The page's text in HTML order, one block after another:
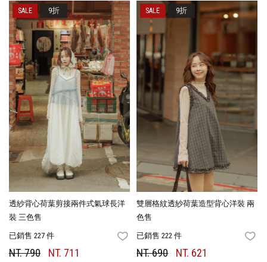
透紗背心荷葉剪接兩件式氣球長洋
裝 三色售
已銷售 227 件 FAVORITES
NT. 790 NT. 711
9折
雙層格紋透紗荷葉造型背心洋裝 兩
色售
已銷售 222 件
NT. 690 NT. 621
9折